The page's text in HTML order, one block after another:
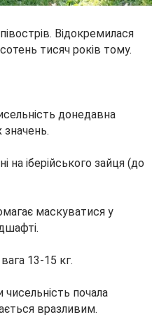
Відокремилася
сотень тисяч років тому.
донедавна
значень.
на іберійського зайця (до
маскуватися у
13-15 кг.
почала
вразливим.